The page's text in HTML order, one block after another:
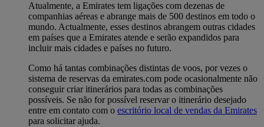
Atualmente, a Emirates tem ligações com dezenas de
companhias aéreas e abrange mais de 500 destinos em todo o
mundo. Actualmente, esses destinos abrangem outras cidades
em países que a Emirates atende e serão expandidos para
incluir mais cidades e países no futuro.
Como há tantas combinações distintas de voos, por vezes o
sistema de reservas da emirates.com pode ocasionalmente não
conseguir criar itinerários para todas as combinações
possíveis. Se não for possível reservar o itinerário desejado
entre em contato com o escritório local de vendas da Emirates
para solicitar ajuda.